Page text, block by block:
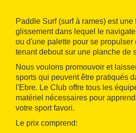
Paddle Surf (surf à rames) est
glissement dans lequel le
ou d'une palette pour se propulser
tenant debout sur une planche de
Nous voulons promouvoir et
sports qui peuvent être pratiqués
l'Ebre. Le Club offre tous les
matériel nécessaires pour
votre sport favori.
Le prix comprend: